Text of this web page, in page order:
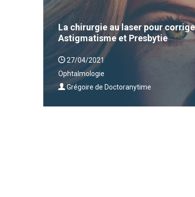
La chirurgie au laser pour
Astigmatisme et Presbytie
27/04/2021
Ophtalmologie
Grégoire de Doctoranytime